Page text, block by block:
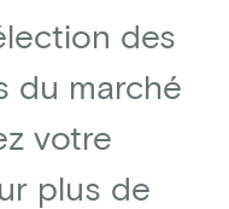
des
du marché
votre
plus de